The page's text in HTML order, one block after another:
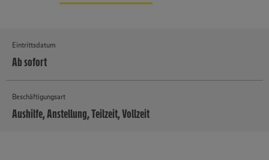
Eintrittsdatum
Ab sofort
Beschäftigungsart
Aushilfe, Anstellung, Teilzeit, Vollzeit